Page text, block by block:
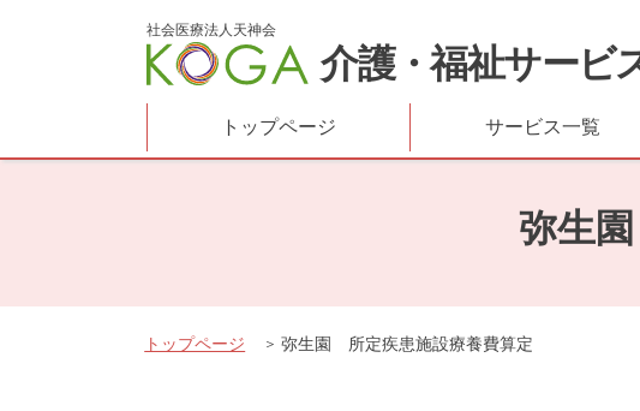
社会医療法人天神会
介護・福祉サービ
トップページ サービス一覧
弥生
トップページ 弥生園 所定疾患施設療養費算定